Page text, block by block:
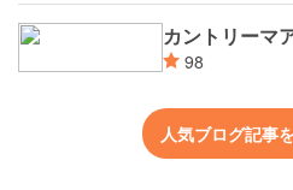
カントリーマ
98
人気ブログ記事